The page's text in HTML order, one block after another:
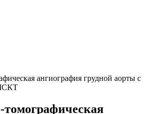
ангиография грудной аорты с